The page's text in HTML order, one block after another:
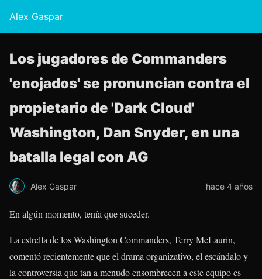
Alex Gaspar
Los jugadores de Commanders
'enojados' se pronuncian contra el
propietario de 'Dark Cloud'
Washington, Dan Snyder, en una
batalla legal con AG
Alex Gaspar hace 4 años
En algún momento, tenía que suceder.
La estrella de los Washington Commanders, Terry McLaurin,
comentó recientemente que el drama organizativo, el escándalo y
la controversia que tan a menudo ensombrecen a este equipo es